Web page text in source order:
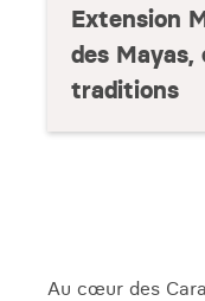
Extension
des
traditions
Au cœur des